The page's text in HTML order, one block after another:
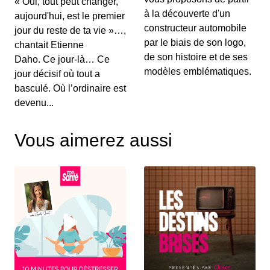
00:03:15 - IL Y A 6 ANS
Au menu de ce vendredi&nbsp;: l’essai du
Renault Captur hybride rechargeable, la Suzuki...
S12E130: L'actu auto du 02 juillet 2020
00:03:25 - IL Y A 6 ANS
Le Grenadier, c’est un peu le successeur du
S12E129: L'actu auto du 1er juillet 2020
Le Volkswagen Tiguan s’offre un nouveau look et
de nouvelles motorisations. On fait le p...
S12E128: L'actu auto du 30 juin 2020
00:03:12 - IL Y A 6 ANS
Pleins feux en ce mardi sur la nouvelle Citroën
C4. On parlera également des 110 km/h su...
aujourd'hui, est le premier
jour du reste de ta vie »…,
chantait Etienne
Daho. Ce jour-là… Ce
jour décisif où tout a
basculé. Où l’ordinaire est
devenu...
à la découverte d'un
constructeur automobile
par le biais de son logo,
de son histoire et de ses
modèles emblématiques.
Vous aimerez aussi